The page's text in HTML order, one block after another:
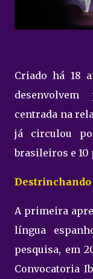
Criado há 18
centrada na
já circulou
brasileiros e 10
Destrinchando
A primeira
língua
pesquisa, em
Convocatoria